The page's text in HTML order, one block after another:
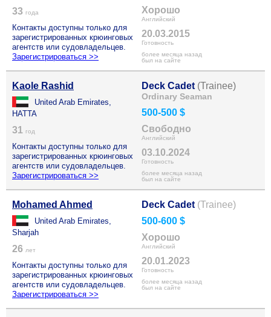
33 года
Контакты доступны только для
зарегистрированных крюинговых
агентств или судовладельцев.
Зарегистрироваться >>
Хорошо
Английский
20.03.2015
Готовность
более месяца назад
был на сайте
Kaole Rashid
United Arab Emirates,
HATTA
31 год
Контакты доступны только для
зарегистрированных крюинговых
агентств или судовладельцев.
Зарегистрироваться >>
Deck Cadet (Trainee)
Ordinary Seaman
500-500 $
Свободно
Английский
03.10.2024
Готовность
более месяца назад
был на сайте
Mohamed Ahmed
United Arab Emirates,
Sharjah
26 лет
Контакты доступны только для
зарегистрированных крюинговых
агентств или судовладельцев.
Зарегистрироваться >>
Deck Cadet (Trainee)
500-600 $
Хорошо
Английский
20.01.2023
Готовность
более месяца назад
был на сайте